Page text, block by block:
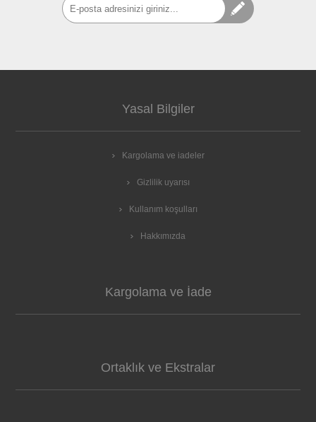
Yasal Bilgiler
Kargolama ve iadeler
Gizlilik uyarısı
Kullanım koşulları
Hakkımızda
Kargolama ve İade
Ortaklık ve Ekstralar